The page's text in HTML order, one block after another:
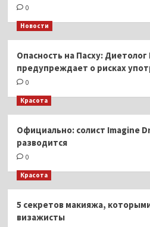
0
Новости
Опасность на Пасху:
предупреждает о рисках
0
Красота
Официально: солист Imagine
разводится
0
Красота
5 секретов макияжа,
визажисты